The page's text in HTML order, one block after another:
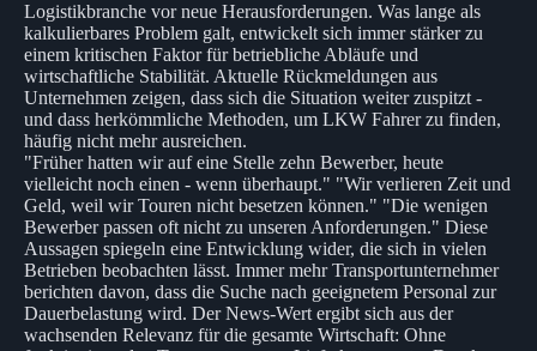
Logistikbranche vor neue Herausforderungen. Was lange als
kalkulierbares Problem galt, entwickelt sich immer stärker zu
einem kritischen Faktor für betriebliche Abläufe und
wirtschaftliche Stabilität. Aktuelle Rückmeldungen aus
Unternehmen zeigen, dass sich die Situation weiter zuspitzt -
und dass herkömmliche Methoden, um LKW Fahrer zu finden,
häufig nicht mehr ausreichen.
"Früher hatten wir auf eine Stelle zehn Bewerber, heute
vielleicht noch einen - wenn überhaupt." "Wir verlieren Zeit und
Geld, weil wir Touren nicht besetzen können." "Die wenigen
Bewerber passen oft nicht zu unseren Anforderungen." Diese
Aussagen spiegeln eine Entwicklung wider, die sich in vielen
Betrieben beobachten lässt. Immer mehr Transportunternehmer
berichten davon, dass die Suche nach geeignetem Personal zur
Dauerbelastung wird. Der News-Wert ergibt sich aus der
wachsenden Relevanz für die gesamte Wirtschaft: Ohne